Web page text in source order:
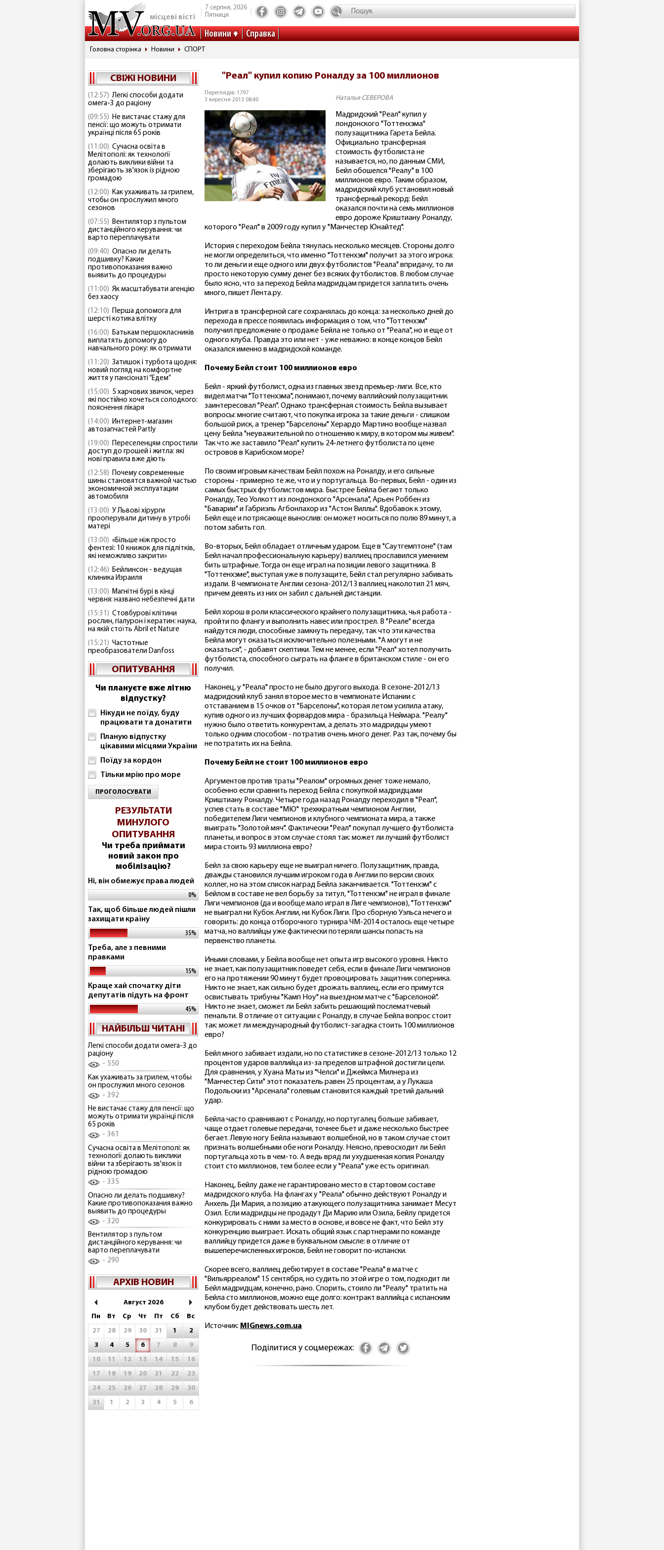
місцеві вісті
7 серпня, 2026
Пятниця
Новини Справка
Головна сторінка Новини СПОРТ
СВІЖІ НОВИНИ
(12:57) Легкі способи додати
омега-3 до раціону
(09:55) Не вистачає стажу для
пенсії: що можуть отримати
українці після 65 років
(11:00) Сучасна освіта в
Мелітополі: як технології
долають виклики війни та
зберігають зв'язок із рідною
громадою
(12:00) Как ухаживать за грилем,
чтобы он прослужил много
сезонов
(07:55) Вентилятор з пультом
дистанційного керування: чи
варто переплачувати
(09:40) Опасно ли делать
подшивку? Какие
противопоказания важно
выявить до процедуры
(11:00) Як масштабувати агенцію
без хаосу
(12:10) Перша допомога для
шерсті котика влітку
(16:00) Батькам першокласників
виплатять допомогу до
навчального року: як отримати
(11:20) Затишок і турбота щодня:
новий погляд на комфортне
життя у пансіонаті “Едем”
(15:00) 5 харчових звичок, через
які постійно хочеться солодкого:
пояснення лікаря
(14:00) Интернет-магазин
автозапчастей Partly
(19:00) Переселенцям спростили
доступ до грошей і житла: які
нові правила вже діють
(12:58) Почему современные
шины становятся важной частью
экономичной эксплуатации
автомобиля
(13:00) У Львові хірурги
прооперували дитину в утробі
матері
(13:00) «Більше ніж просто
фентезі: 10 книжок для підлітків,
які неможливо закрити»
(12:46) Бейлинсон - ведущая
клиника Израиля
(13:00) Магнітні бурі в кінці
червня: названо небезпечні дати
(15:31) Стовбурові клітини
рослин, гіалурон і кератин: наука,
на якій стоїть Abril et Nature
(15:21) Частотные
преобразователи Danfoss
ОПИТУВАННЯ
Чи плануєте вже літню
відпустку?
Нікуди не поїду, буду
працювати та донатити
Планую відпустку
цікавими місцями України
Поїду за кордон
Тільки мрію про море
ПРОГОЛОСУВАТИ
РЕЗУЛЬТАТИ
МИНУЛОГО
ОПИТУВАННЯ
Чи треба приймати
новий закон про
мобілізацію?
Ні, він обмежує права людей
0%
Так, щоб більше людей пішли
захищати країну
35%
Треба, але з певними
правками
15%
Краще хай спочатку діти
депутатів підуть на фронт
45%
НАЙБІЛЬШ ЧИТАНІ
Легкі способи додати омега-3 до
раціону
550
Как ухаживать за грилем, чтобы
он прослужил много сезонов
392
Не вистачає стажу для пенсії: що
можуть отримати українці після
65 років
361
Сучасна освіта в Мелітополі: як
технології долають виклики
війни та зберігають зв'язок із
рідною громадою
335
Опасно ли делать подшивку?
Какие противопоказания важно
выявить до процедуры
320
Вентилятор з пультом
дистанційного керування: чи
варто переплачувати
290
АРХІВ НОВИН
Август 2026
Пн
Вт Ср Чт Пт Сб
Вс
27
28 29 30 31 1
2
3
4 5 6 7 8
9
10
11 12 13 14 15
16
17
18 19 20 21 22
23
24
25 26 27 28 29
30
31
1 2 3 4 5 6
"Реал" купил копию Роналду за 100 миллионов
Переглядів: 1797
3 вересня 2013 08:40
Наталья СЕВЕРОВА
Мадридский "Реал" купил у
лондонского "Тоттенхэма"
полузащитника Гарета Бейла.
Официально трансферная
стоимость футболиста не
называется, но, по данным СМИ,
Бейл обошелся "Реалу" в 100
миллионов евро. Таким образом,
мадридский клуб установил новый
трансферный рекорд: Бейл
оказался почти на семь миллионов
евро дороже Криштиану Роналду,
которого "Реал" в 2009 году купил у "Манчестер Юнайтед".
История с переходом Бейла тянулась несколько месяцев. Стороны долго
не могли определиться, что именно "Тоттенхэм" получит за этого игрока:
то ли деньги и еще одного или двух футболистов "Реала" впридачу, то ли
просто некоторую сумму денег без всяких футболистов. В любом случае
было ясно, что за переход Бейла мадридцам придется заплатить очень
много, пишет Лента.ру.
Интрига в трансферной саге сохранялась до конца: за несколько дней до
перехода в прессе появилась информация о том, что "Тоттенхэм"
получил предложение о продаже Бейла не только от "Реала", но и еще от
одного клуба. Правда это или нет - уже неважно: в конце концов Бейл
оказался именно в мадридской команде.
Почему Бейл стоит 100 миллионов евро
Бейл - яркий футболист, одна из главных звезд премьер-лиги. Все, кто
видел матчи "Тоттенхэма", понимают, почему валлийский полузащитник
заинтересовал "Реал". Однако трансферная стоимость Бейла вызывает
вопросы: многие считают, что покупка игрока за такие деньги - слишком
большой риск, а тренер "Барселоны" Херардо Мартино вообще назвал
цену Бейла "неуважительной по отношению к миру, в котором мы живем".
Так что же заставило "Реал" купить 24-летнего футболиста по цене
островов в Карибском море?
По своим игровым качествам Бейл похож на Роналду, и его сильные
стороны - примерно те же, что и у португальца. Во-первых, Бейл - один из
самых быстрых футболистов мира. Быстрее Бейла бегают только
Роналду, Тео Уолкотт из лондонского "Арсенала", Арьен Роббен из
"Баварии" и Габриэль Агбонлахор из "Астон Виллы". Вдобавок к этому,
Бейл еще и потрясающе вынослив: он может носиться по полю 89 минут, а
потом забить гол.
Во-вторых, Бейл обладает отличным ударом. Еще в "Саутгемптоне" (там
Бейл начал профессиональную карьеру) валлиец прославился умением
бить штрафные. Тогда он еще играл на позиции левого защитника. В
"Тоттенхэме", выступая уже в полузащите, Бейл стал регулярно забивать
издали. В чемпионате Англии сезона-2012/13 валлиец наколотил 21 мяч,
причем девять из них он забил с дальней дистанции.
Бейл хорош в роли классического крайнего полузащитника, чья работа -
пройти по флангу и выполнить навес или прострел. В "Реале" всегда
найдутся люди, способные замкнуть передачу, так что эти качества
Бейла могут оказаться исключительно полезными. "А могут и не
оказаться", - добавят скептики. Тем не менее, если "Реал" хотел получить
футболиста, способного сыграть на фланге в британском стиле - он его
получил.
Наконец, у "Реала" просто не было другого выхода. В сезоне-2012/13
мадридский клуб занял второе место в чемпионате Испании с
отставанием в 15 очков от "Барселоны", которая летом усилила атаку,
купив одного из лучших форвардов мира - бразильца Неймара. "Реалу"
нужно было ответить конкурентам, а делать это мадридцы умеют
только одним способом - потратив очень много денег. Раз так, почему бы
не потратить их на Бейла.
Почему Бейл не стоит 100 миллионов евро
Аргументов против траты "Реалом" огромных денег тоже немало,
особенно если сравнить переход Бейла с покупкой мадридцами
Криштиану Роналду. Четыре года назад Роналду переходил в "Реал",
успев стать в составе "МЮ" трехккратным чемпионом Англии,
победителем Лиги чемпионов и клубного чемпионата мира, а также
выиграть "Золотой мяч". Фактически "Реал" покупал лучшего футболиста
планеты, и вопрос в этом случае стоял так: может ли лучший футболист
мира стоить 93 миллиона евро?
Бейл за свою карьеру еще не выиграл ничего. Полузащитник, правда,
дважды становился лучшим игроком года в Англии по версии своих
коллег, но на этом список наград Бейла заканчивается. "Тоттенхэм" с
Бейлом в составе не вел борьбу за титул, "Тоттенхэм" не играл в финале
Лиги чемпионов (да и вообще мало играл в Лиге чемпионов), "Тоттенхэм"
не выиграл ни Кубок Англии, ни Кубок Лиги. Про сборную Уэльса нечего и
говорить: до конца отборочного турнира ЧМ-2014 осталось еще четыре
матча, но валлийцы уже фактически потеряли шансы попасть на
первенство планеты.
Иными словами, у Бейла вообще нет опыта игр высокого уровня. Никто
не знает, как полузащитник поведет себя, если в финале Лиги чемпионов
его на протяжении 90 минут будет провоцировать защитник соперника.
Никто не знает, как сильно будет дрожать валлиец, если его примутся
освистывать трибуны "Камп Ноу" на выездном матче с "Барселоной".
Никто не знает, сможет ли Бейл забить решающий послематчевый
пенальти. В отличие от ситуации с Роналду, в случае Бейла вопрос стоит
так: может ли международный футболист-загадка стоить 100 миллионов
евро?
Бейл много забивает издали, но по статистике в сезоне-2012/13 только 12
процентов ударов валлийца из-за пределов штрафной достигли цели.
Для сравнения, у Хуана Маты из "Челси" и Джеймса Милнера из
"Манчестер Сити" этот показатель равен 25 процентам, а у Лукаша
Подольски из "Арсенала" голевым становится каждый третий дальний
удар.
Бейла часто сравнивают с Роналду, но португалец больше забивает,
чаще отдает голевые передачи, точнее бьет и даже несколько быстрее
бегает. Левую ногу Бейла называют волшебной, но в таком случае стоит
признать волшебными обе ноги Роналду. Неясно, превосходит ли Бейл
португальца хоть в чем-то. А ведь вряд ли ухудшенная копия Роналду
стоит сто миллионов, тем более если у "Реала" уже есть оригинал.
Наконец, Бейлу даже не гарантировано место в стартовом составе
мадридского клуба. На флангах у "Реала" обычно действуют Роналду и
Анхель Ди Мария, а позицию атакующего полузащитника занимает Месут
Озил. Если мадридцы не продадут Ди Марию или Озила, Бейлу придется
конкурировать с ними за место в основе, и вовсе не факт, что Бейл эту
конкуренцию выиграет. Искать общий язык с партнерами по команде
валлийцу придется даже в буквальном смысле: в отличие от
вышеперечисленных игроков, Бейл не говорит по-испански.
Скорее всего, валлиец дебютирует в составе "Реала" в матче с
"Вильярреалом" 15 сентября, но судить по этой игре о том, подходит ли
Бейл мадридцам, конечно, рано. Спорить, стоило ли "Реалу" тратить на
Бейла сто миллионов, можно еще долго: контракт валлийца с испанским
клубом будет действовать шесть лет.
Источник: MIGnews.com.ua
Поділитися у соцмережах: